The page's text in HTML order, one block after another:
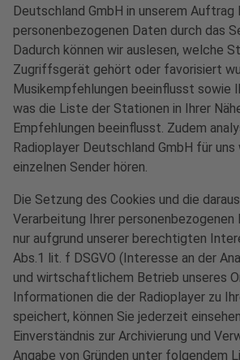
Deutschland GmbH in unserem Auftrag
personenbezogenen Daten durch das
Dadurch können wir auslesen, welche
Zugriffsgerät gehört oder favorisiert
Musikempfehlungen beeinflusst sowie
was die Liste der Stationen in Ihrer
Empfehlungen beeinflusst. Zudem
Radioplayer Deutschland GmbH für uns
einzelnen Sender hören.
Die Setzung des Cookies und die
Verarbeitung Ihrer
nur aufgrund unserer berechtigten
Abs.1 lit. f DSGVO (Interesse an der
und wirtschaftlichem Betrieb unseres
Informationen die der Radioplayer zu
speichert, können Sie jederzeit
Einverständnis zur Archivierung und
Angabe von Gründen unter folgendem